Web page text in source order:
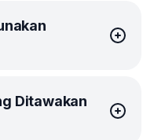
Anda harus
mendaftar, Anda
PRO selama
Ditawakan